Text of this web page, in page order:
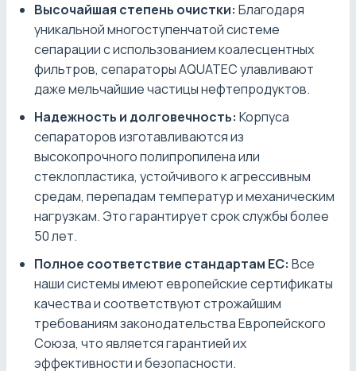
Высочайшая степень очистки: Благодаря
уникальной многоступенчатой системе
сепарации с использованием коалесцентных
фильтров, сепараторы AQUATEC улавливают
даже мельчайшие частицы нефтепродуктов.
Надежность и долговечность: Корпуса
сепараторов изготавливаются из
высокопрочного полипропилена или
стеклопластика, устойчивого к агрессивным
средам, перепадам температур и механическим
нагрузкам. Это гарантирует срок службы более
50 лет.
Полное соответствие стандартам ЕС: Все
наши системы имеют европейские сертификаты
качества и соответствуют строжайшим
требованиям законодательства Европейского
Союза, что является гарантией их
эффективности и безопасности.